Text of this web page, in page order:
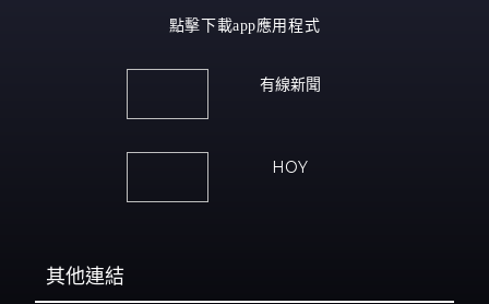
點擊下載app應用程式
有線新聞
HOY
其他連結